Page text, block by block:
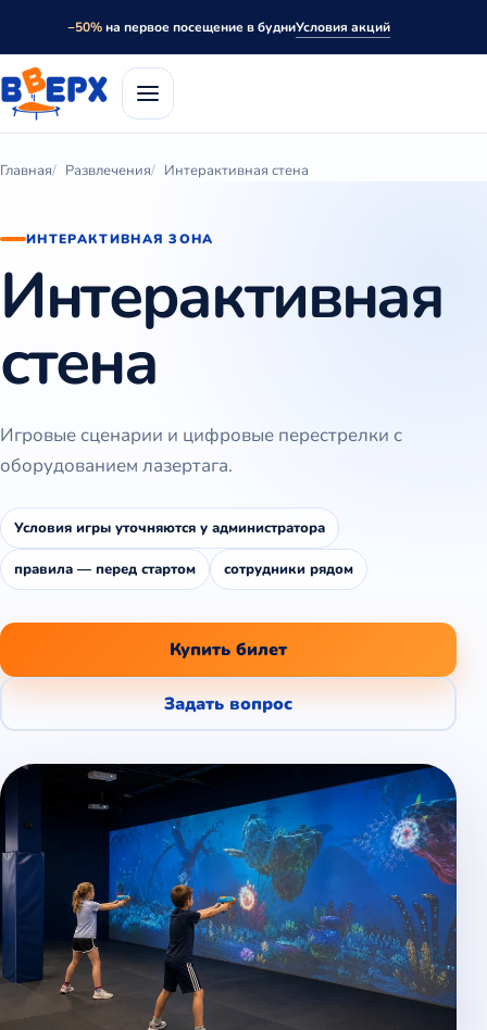
−50%на первое посещение в будниУсловия акций
Главная Развлечения Интерактивная стена
ИНТЕРАКТИВНАЯ ЗОНА
Интерактивная
стена
Игровые сценарии и цифровые перестрелки с
оборудованием лазертага.
Условия игры уточняются у администратора
правила — перед стартом сотрудники рядом
Купить билет
Задать вопрос